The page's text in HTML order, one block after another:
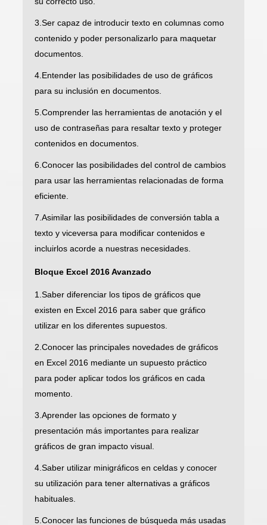
3.Ser capaz de introducir texto en columnas como
contenido y poder personalizarlo para maquetar
documentos.
4.Entender las posibilidades de uso de gráficos
para su inclusión en documentos.
5.Comprender las herramientas de anotación y el
uso de contraseñas para resaltar texto y proteger
contenidos en documentos.
6.Conocer las posibilidades del control de cambios
para usar las herramientas relacionadas de forma
eficiente.
7.Asimilar las posibilidades de conversión tabla a
texto y viceversa para modificar contenidos e
incluirlos acorde a nuestras necesidades.
Bloque Excel 2016 Avanzado
1.Saber diferenciar los tipos de gráficos que
existen en Excel 2016 para saber que gráfico
utilizar en los diferentes supuestos.
2.Conocer las principales novedades de gráficos
en Excel 2016 mediante un supuesto práctico
para poder aplicar todos los gráficos en cada
momento.
3.Aprender las opciones de formato y
presentación más importantes para realizar
gráficos de gran impacto visual.
4.Saber utilizar minigráficos en celdas y conocer
su utilización para tener alternativas a gráficos
habituales.
5.Conocer las funciones de búsqueda más usadas